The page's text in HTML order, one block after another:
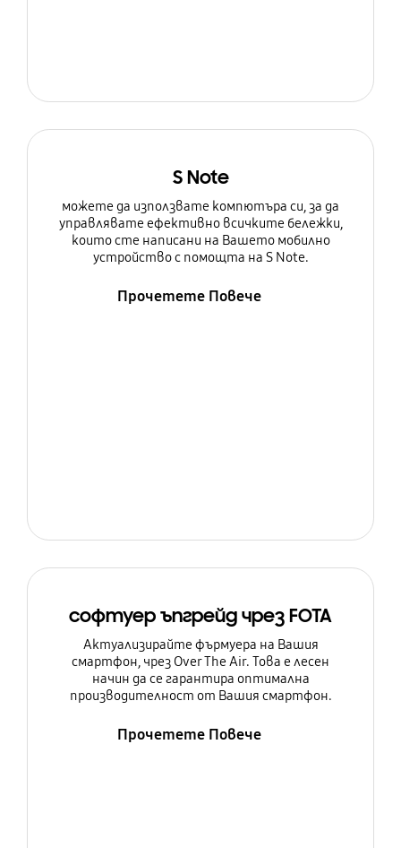
S Note
можете да използвате компютъра си, за да
управлявате ефективно всичките бележки,
които сте написани на Вашето мобилно
устройство с помощта на S Note.
Прочетете Повече
софтуер ъпгрейд чрез FOTA
Актуализирайте фърмуера на Вашия
смартфон, чрез Over The Air. Това е лесен
начин да се гарантира оптимална
производителност от Вашия смартфон.
Прочетете Повече